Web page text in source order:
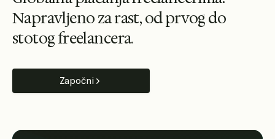
Napravljenozarast,odprvogdo
stotogfreelancera.
Započni